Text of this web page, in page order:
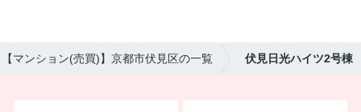
【マンション(売買)】京都市伏見区の一覧 伏見日光ハイツ2号棟